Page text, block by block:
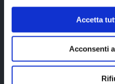
Accetta
Acconsenti
05894340966